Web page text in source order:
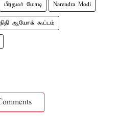
பிரதமர் மோடி Narendra Modi
நிதி ஆயோக் கூட்டம்